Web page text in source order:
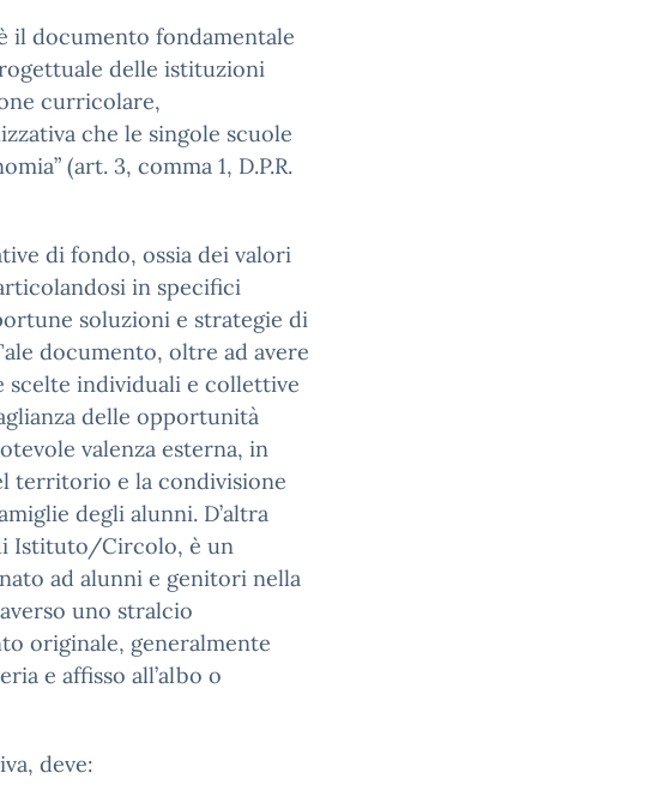
il documento fondamentale
delle istituzioni
curricolare,
che le singole scuole
(art. 3, comma 1, D.P.R.
di fondo, ossia dei valori
in specifici
soluzioni e strategie di
documento, oltre ad avere
scelte individuali e collettive
delle opportunità
valenza esterna, in
territorio e la condivisione
degli alunni. D’altra
Istituto/Circolo, è un
ad alunni e genitori nella
uno stralcio
originale, generalmente
e affisso all’albo o
deve: